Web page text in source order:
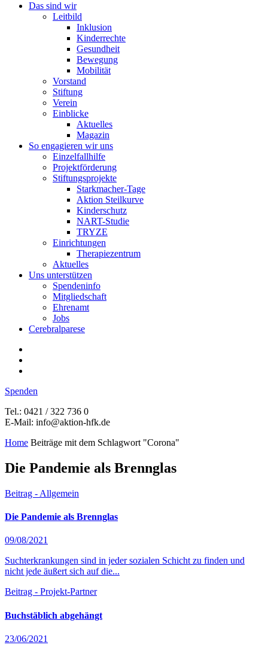
Das sind wir
Leitbild
Inklusion
Kinderrechte
Gesundheit
Bewegung
Mobilität
Vorstand
Stiftung
Verein
Einblicke
Aktuelles
Magazin
So engagieren wir uns
Einzelfallhilfe
Projektförderung
Stiftungsprojekte
Starkmacher-Tage
Aktion Steilkurve
Kinderschutz
NART-Studie
TRYZE
Einrichtungen
Therapiezentrum
Aktuelles
Uns unterstützen
Spendeninfo
Mitgliedschaft
Ehrenamt
Jobs
Cerebralparese
Spenden
Tel.: 0421 / 322 736 0
E-Mail: info@aktion-hfk.de
Home Beiträge mit dem Schlagwort "Corona"
Die Pandemie als Brennglas
Beitrag - Allgemein
Die Pandemie als Brennglas
09/08/2021
Suchterkrankungen sind in jeder sozialen Schicht zu finden und
nicht jede äußert sich auf die...
Beitrag - Projekt-Partner
Buchstäblich abgehängt
23/06/2021